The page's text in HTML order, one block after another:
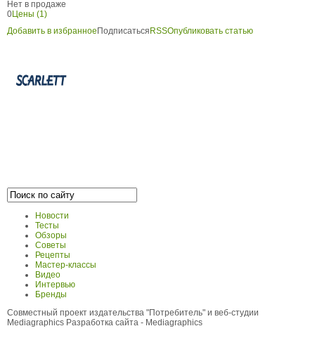
Нет в продаже
0Цены (1)
Добавить в избранное Подписаться RSSОпубликовать статью
Новости
Тесты
Обзоры
Советы
Рецепты
Мастер-классы
Видео
Интервью
Бренды
Совместный проект издательства "Потребитель" и веб-студии
Mediagraphics Разработка сайта - Mediagraphics